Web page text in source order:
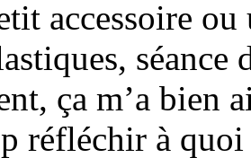
accessoire
séance
ça m’a bien
réfléchir à